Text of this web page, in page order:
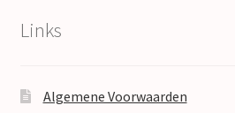
Links
Algemene Voorwaarden